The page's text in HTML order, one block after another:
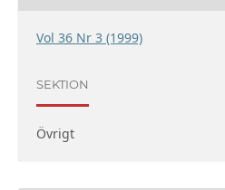
Vol 36 Nr 3 (1999)
SEKTION
Övrigt